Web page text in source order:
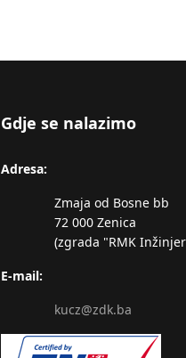
Gdje se nalazimo
Adresa:
Zmaja od Bosne bb
72 000 Zenica
(zgrada "RMK
E-mail:
kucz@zdk.ba